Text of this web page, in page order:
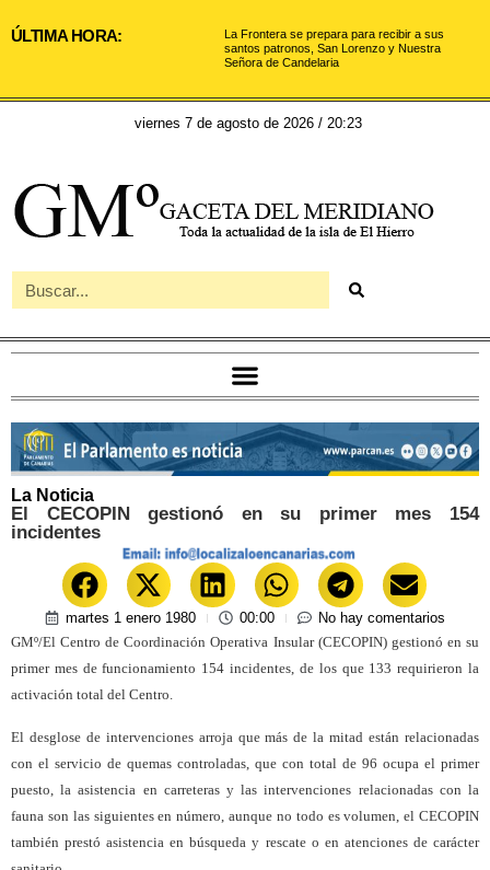
ÚLTIMA HORA:
La Frontera se prepara para recibir a sus
santos patronos, San Lorenzo y Nuestra
Señora de Candelaria
viernes 7 de agosto de 2026 / 20:23
La Noticia
El CECOPIN gestionó en su primer mes 154
incidentes
martes 1 enero 1980 00:00
No hay comentarios
GMº/El Centro de Coordinación Operativa Insular (CECOPIN) gestionó en su
primer mes de funcionamiento 154 incidentes, de los que 133 requirieron la
activación total del Centro.
El desglose de intervenciones arroja que más de la mitad están relacionadas
con el servicio de quemas controladas, que con total de 96 ocupa el primer
puesto, la asistencia en carreteras y las intervenciones relacionadas con la
fauna son las siguientes en número, aunque no todo es volumen, el CECOPIN
también prestó asistencia en búsqueda y rescate o en atenciones de carácter